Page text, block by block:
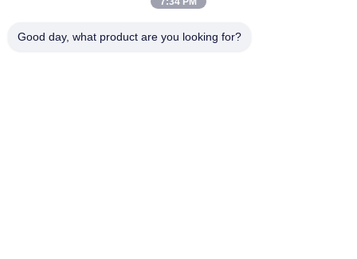
42oz 1300ml om het Stevige Beschikbare Keukengerei van
Good day, what product are you looking for?